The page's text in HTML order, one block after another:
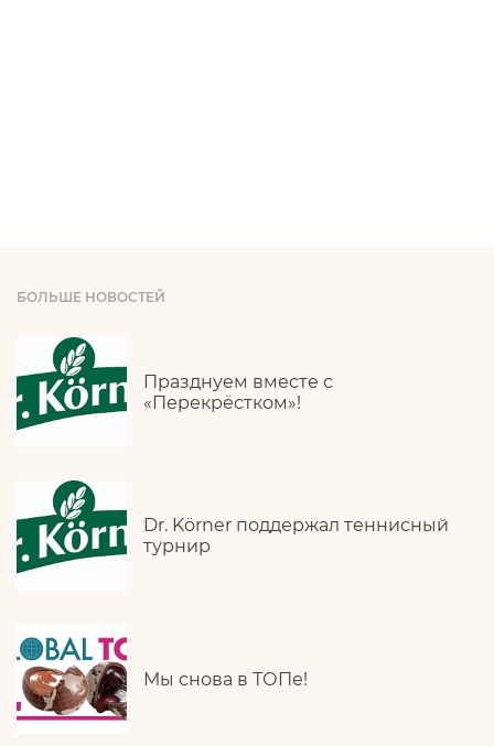
БОЛЬШЕ НОВОСТЕЙ
Празднуем вместе с
«Перекрёстком»!
Dr. Körner поддержал теннисный
турнир
Мы снова в ТОПе!